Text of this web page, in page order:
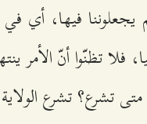
يجعلوننا فيها، أي
تظنّوا أنّ الأمر
تشرع؟ تشرع